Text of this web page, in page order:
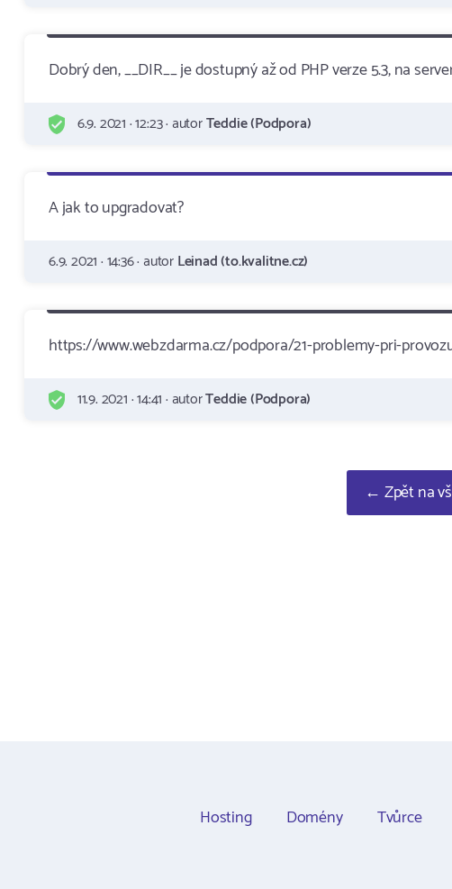
Dobrý den, __DIR__ je dostupný až od PHP verze 5.3, na
6.9. 2021 · 12:23 · autorTeddie (Podpora)
A jak to upgradovat?
6.9. 2021 · 14:36 · autorLeinad (to.kvalitne.cz)
https://www.webzdarma.cz/podpora/21-problemy-pri-
11.9. 2021 · 14:41 · autorTeddie (Podpora)
← Zpět na
Hosting Domény Tvůrce